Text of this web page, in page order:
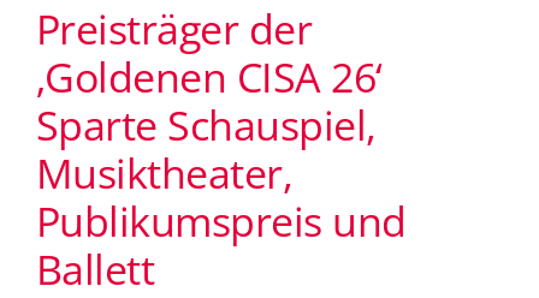
Preisträger der
‚Goldenen CISA 26‘
Sparte Schauspiel,
Musiktheater,
Publikumspreis und
Ballett